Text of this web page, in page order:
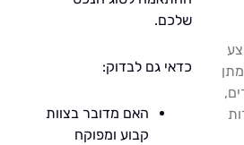
כדאי גם לבדוק:
האם מדובר בצוות
קבוע ומפוקח